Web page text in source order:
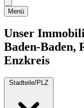
Menü
Unser
Baden-Baden,
Enzkreis
Stadteile/PLZ